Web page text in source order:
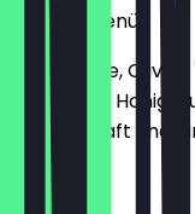
Moabit-Menü
Sucuk, Käse,
Frischkäse Honig,
Orangensaft und
€12.00